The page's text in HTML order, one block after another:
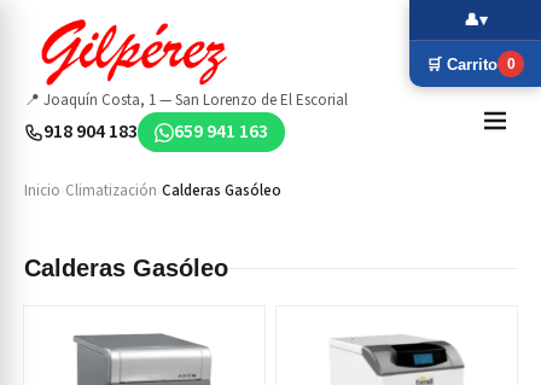
📍 Joaquín Costa, 1 — San Lorenzo de El Escorial
918 904 183 659 941 163
Inicio Climatización Calderas Gasóleo
Calderas Gasóleo
🛒 Carrito 0
👤▾